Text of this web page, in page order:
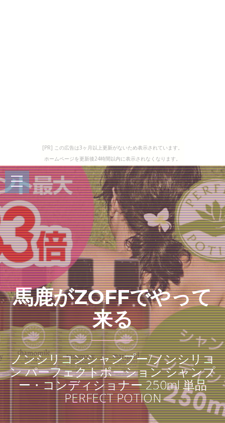
[PR] この広告は3ヶ月以上更新がないため表示されています。
ホームページを更新後24時間以内に表示されなくなります。
馬鹿がZOFFでやって
来る
ノンシリコンシャンプー/ノンシリコ
ン パーフェクトポーション シャンプ
ー・コンディショナー 250ml 単品
PERFECT POTION